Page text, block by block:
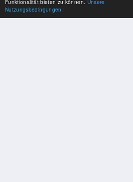
Funktionalität bieten zu können. Unsere
Nutzungsbedingungen